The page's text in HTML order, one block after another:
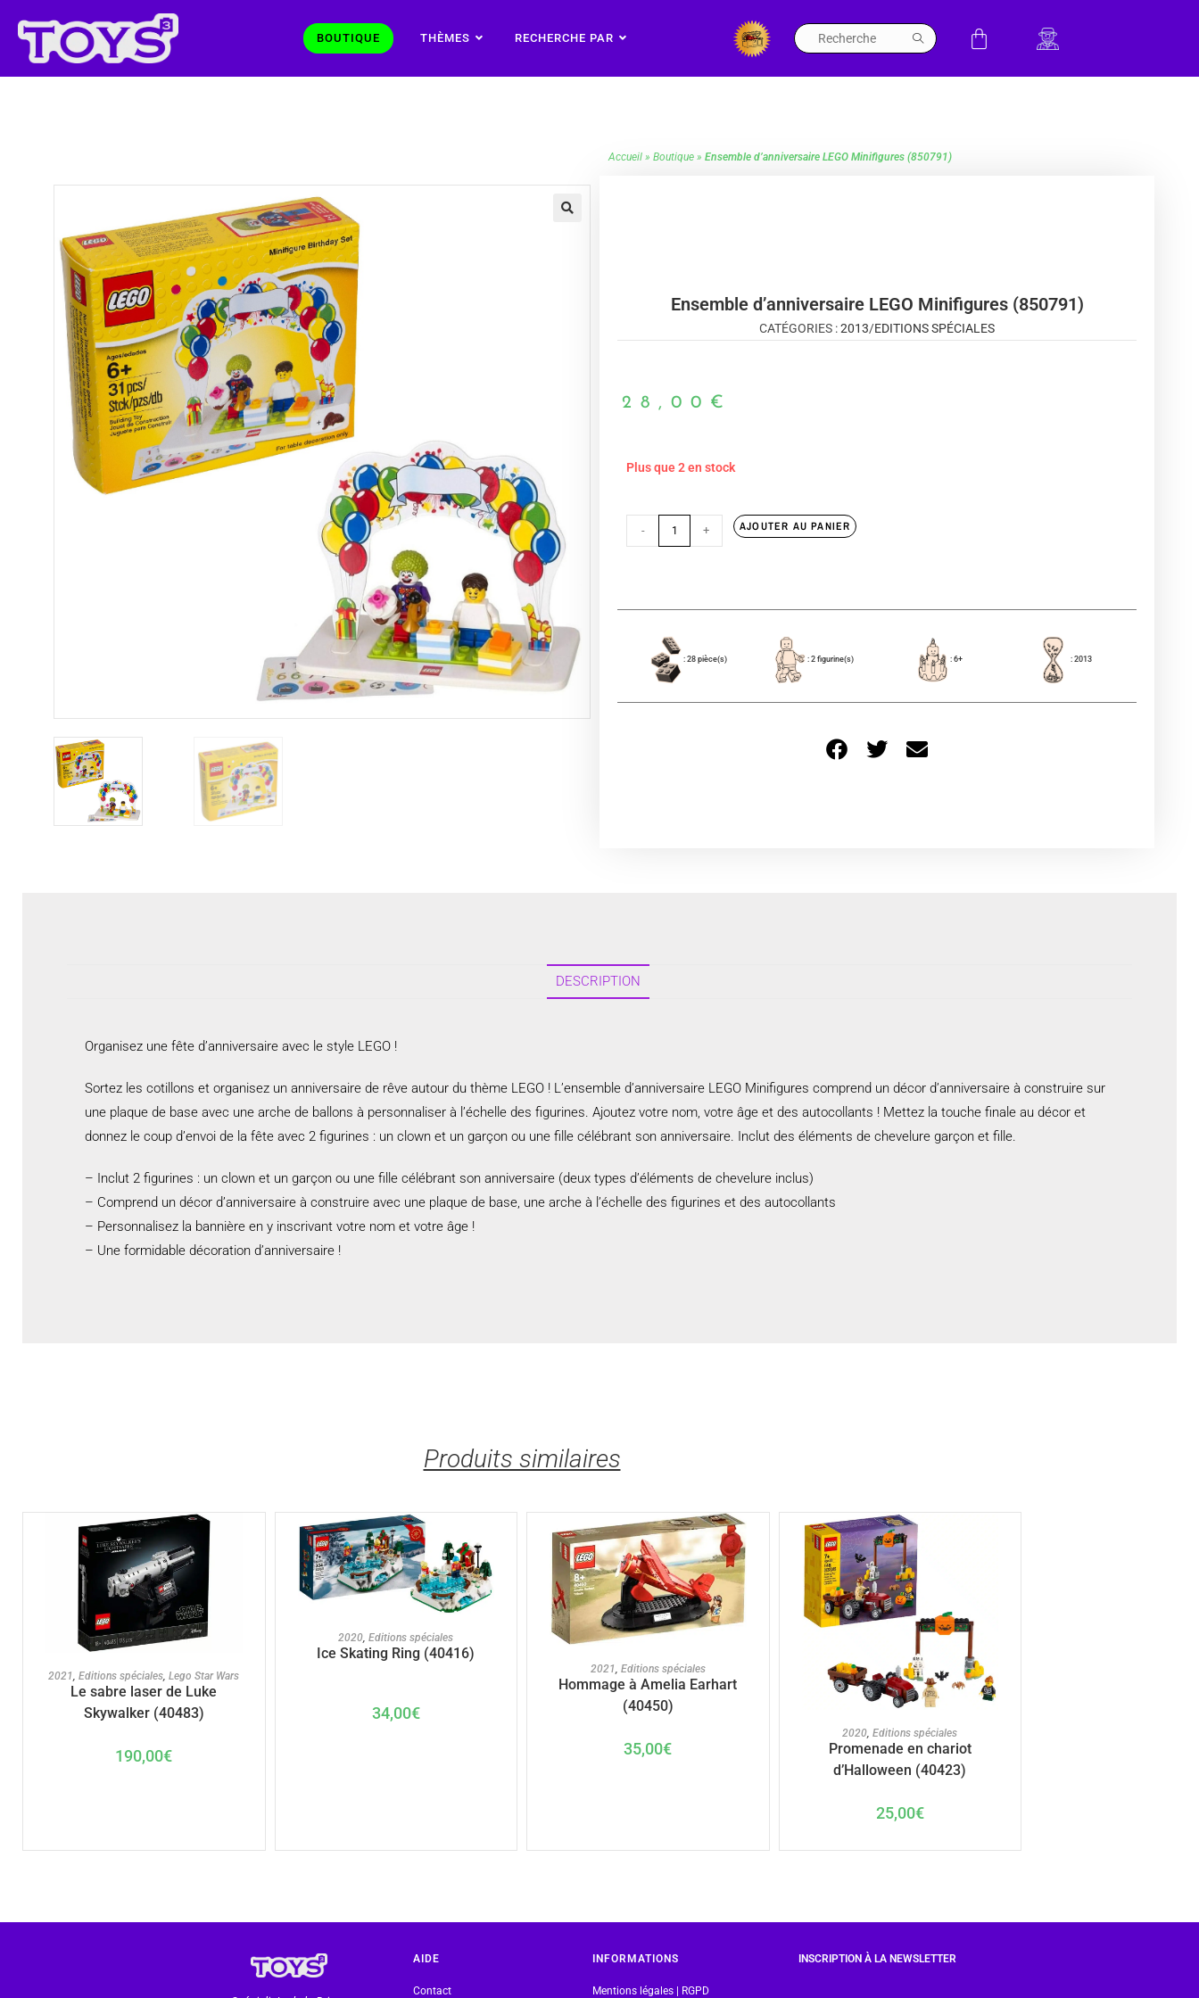
BOUTIQUE THÈMES RECHERCHE PAR
Accueil » Boutique » Ensemble d’anniversaire LEGO Minifigures (850791)
Ensemble d’anniversaire LEGO Minifigures (850791)
CATÉGORIES :2013/EDITIONS SPÉCIALES
28,00 €
Plus que 2 en stock
- + AJOUTER AU PANIER
: 28 pièce(s) : 2 figurine(s) : 6+ : 2013
DESCRIPTION
Organisez une fête d’anniversaire avec le style LEGO !
Sortez les cotillons et organisez un anniversaire de rêve autour du thème LEGO ! L’ensemble d’anniversaire LEGO Minifigures comprend un décor d’anniversaire à construire sur
une plaque de base avec une arche de ballons à personnaliser à l’échelle des figurines. Ajoutez votre nom, votre âge et des autocollants ! Mettez la touche finale au décor et
donnez le coup d’envoi de la fête avec 2 figurines : un clown et un garçon ou une fille célébrant son anniversaire. Inclut des éléments de chevelure garçon et fille.
– Inclut 2 figurines : un clown et un garçon ou une fille célébrant son anniversaire (deux types d’éléments de chevelure inclus)
– Comprend un décor d’anniversaire à construire avec une plaque de base, une arche à l’échelle des figurines et des autocollants
– Personnalisez la bannière en y inscrivant votre nom et votre âge !
– Une formidable décoration d’anniversaire !
Produits similaires
AJOUTER AU PANIER
2021,Editions spéciales,Lego Star Wars
Le sabre laser de Luke
Skywalker (40483)
190,00€
AJOUTER AU PANIER
2020,Editions spéciales
Ice Skating Ring (40416)
34,00€
AJOUTER AU PANIER
2021, Editions spéciales
Hommage à Amelia Earhart
(40450)
35,00€
AJOUTER AU PANIER
2020,Editions spéciales
Promenade en chariot
d’Halloween (40423)
25,00€
AIDE
Contact
INFORMATIONS
Mentions légales | RGPD
INSCRIPTION À LA NEWSLETTER